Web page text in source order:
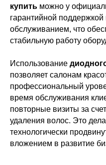
купить можно у
гарантийной
обслуживанием, что
стабильную работу
Использование
позволяет салонам
профессиональный
время обслуживания
повторные визиты за
удаления волос. Это
технологически
вложением в развитие